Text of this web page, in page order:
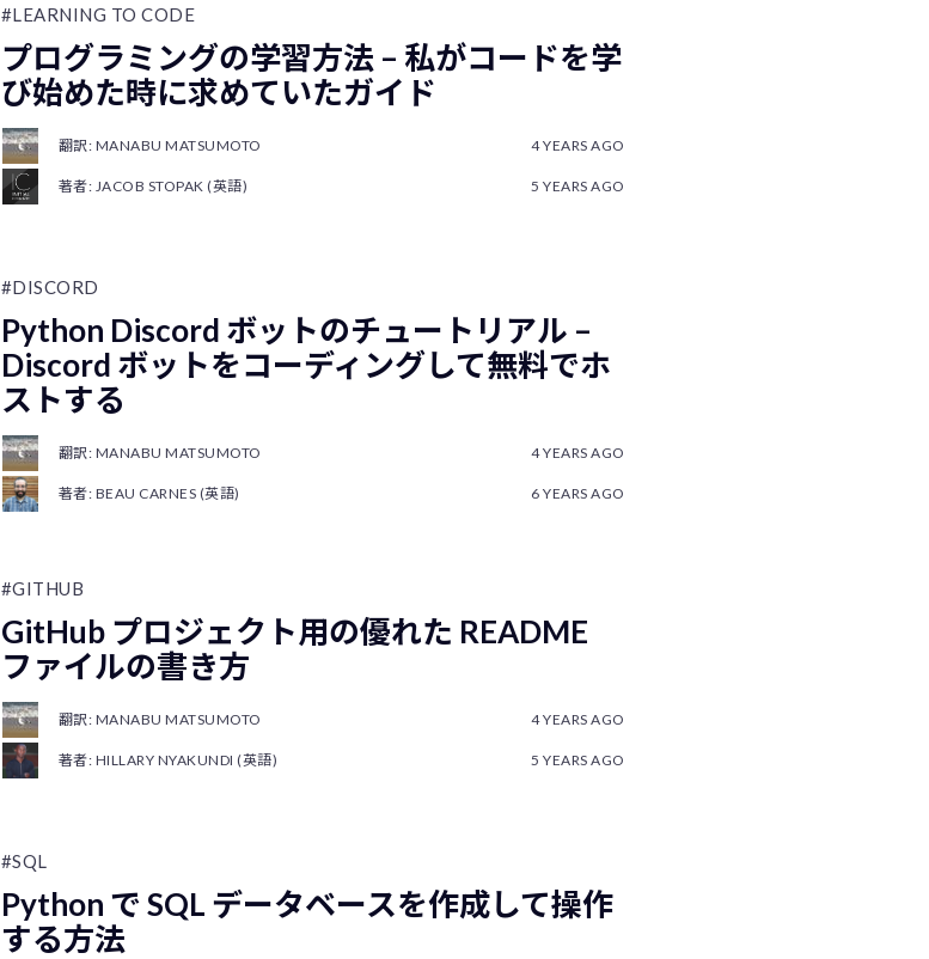
#LEARNING TO CODE
プログラミングの学習方法 – 私がコードを学
び始めた時に求めていたガイド
翻訳: MANABU MATSUMOTO 4 YEARS AGO
著者: JACOB STOPAK (英語) 5 YEARS AGO
#DISCORD
Python Discord ボットのチュートリアル –
Discord ボットをコーディングして無料でホ
ストする
翻訳: MANABU MATSUMOTO 4 YEARS AGO
著者: BEAU CARNES (英語) 6 YEARS AGO
#GITHUB
GitHub プロジェクト用の優れた README
ファイルの書き方
翻訳: MANABU MATSUMOTO 4 YEARS AGO
著者: HILLARY NYAKUNDI (英語) 5 YEARS AGO
#SQL
Python で SQL データベースを作成して操作
する方法